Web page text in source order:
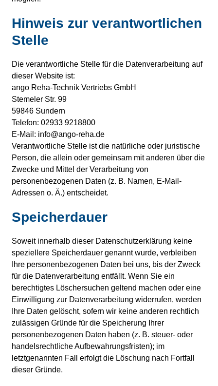
Hinweis zur verantwortlichen
Stelle
Die verantwortliche Stelle für die Datenverarbeitung auf
dieser Website ist:
ango Reha-Technik Vertriebs GmbH
Stemeler Str. 99
59846 Sundern
Telefon: 02933 9218800
E-Mail: info@ango-reha.de
Verantwortliche Stelle ist die natürliche oder juristische
Person, die allein oder gemeinsam mit anderen über die
Zwecke und Mittel der Verarbeitung von
personenbezogenen Daten (z. B. Namen, E-Mail-
Adressen o. Ä.) entscheidet.
Speicherdauer
Soweit innerhalb dieser Datenschutzerklärung keine
speziellere Speicherdauer genannt wurde, verbleiben
Ihre personenbezogenen Daten bei uns, bis der Zweck
für die Datenverarbeitung entfällt. Wenn Sie ein
berechtigtes Löschersuchen geltend machen oder eine
Einwilligung zur Datenverarbeitung widerrufen, werden
Ihre Daten gelöscht, sofern wir keine anderen rechtlich
zulässigen Gründe für die Speicherung Ihrer
personenbezogenen Daten haben (z. B. steuer- oder
handelsrechtliche Aufbewahrungsfristen); im
letztgenannten Fall erfolgt die Löschung nach Fortfall
dieser Gründe.